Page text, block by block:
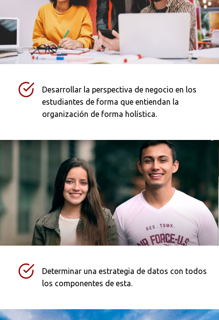
Desarrollar la perspectiva de negocio en los
estudiantes de forma que entiendan la
organización de forma holística.
Determinar una estrategia de datos con todos
los componentes de esta.